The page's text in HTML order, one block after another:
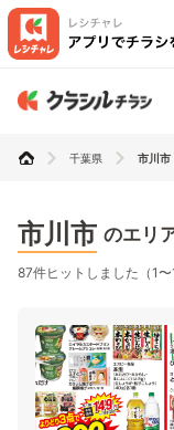
千葉県 市川市
市川市 のエリ
87件ヒットしました（1〜